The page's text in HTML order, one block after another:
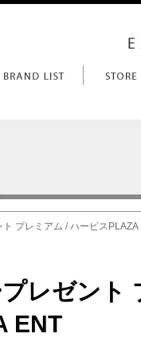
プレミアム / ハービスPLAZA
レゼント
ENT